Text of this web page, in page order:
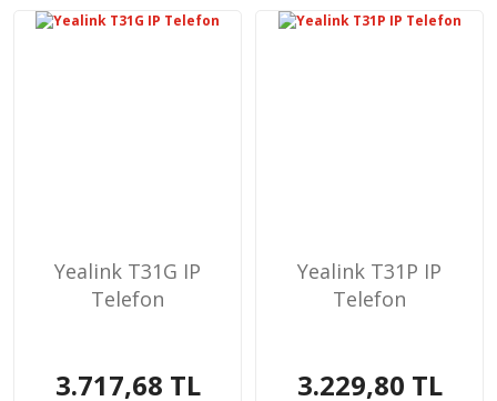
Yealink T31G IP
Telefon
3.717,68 TL
Yealink T31P IP
Telefon
3.229,80 TL